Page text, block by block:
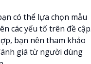
có thể lựa chọn mẫu
các yếu tố trên đề
bạn nên tham khảo
giá từ người dùng